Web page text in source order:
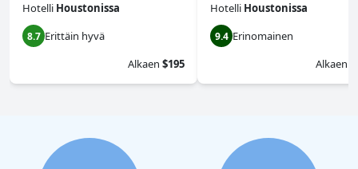
Hotelli Houstonissa
8.7 Erittäin hyvä
Alkaen $195
Hotelli Houstonissa
9.4 Erinomainen
Alkaen